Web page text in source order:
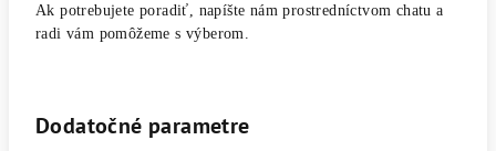
Ak potrebujete poradiť, napíšte nám prostredníctvom chatu a
radi vám pomôžeme s výberom.
Dodatočné parametre